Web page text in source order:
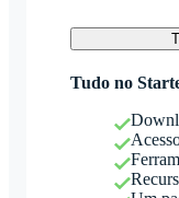
Tudo no